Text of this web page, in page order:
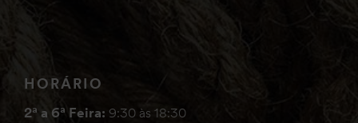
HORÁRIO
2ª a 6ª Feira: 9:30 às 18:30